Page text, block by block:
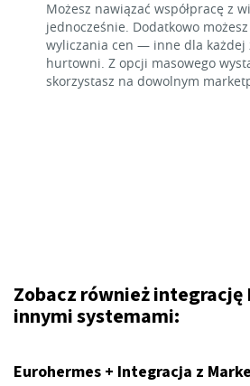
Możesz nawiązać współpracę z
jednocześnie. Dodatkowo
wyliczania cen — inne dla każdej
hurtowni. Z opcji masowego
skorzystasz na dowolnym
Zobacz również integrację
innymi systemami:
Eurohermes + Integracja z